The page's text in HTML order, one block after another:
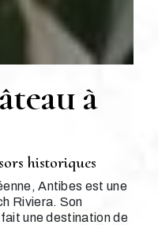
à
historiques
Antibes est une
Riviera. Son
une destination de